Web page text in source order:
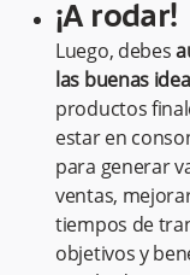
¡A rodar!
Luego, debes
las buenas
productos
estar en
para generar
ventas,
tiempos de
objetivos y